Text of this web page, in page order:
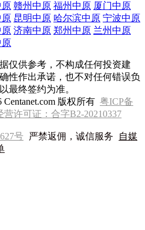
原 赣州中原 福州中原 厦门中原
原 昆明中原 哈尔滨中原 宁波中原
原 济南中原 郑州中原 兰州中原
原
仅供参考，不构成任何投资建
性作出承诺，也不对任何错误负
最终签约为准。
版权所有 粤ICP备
许可证：合字B2-20210337
号 严禁返佣，诚信服务
自媒